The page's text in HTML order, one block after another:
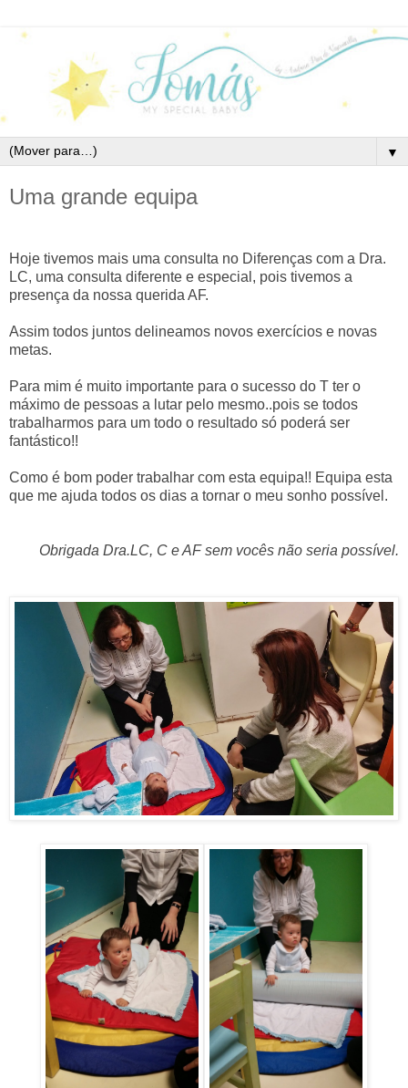
▼
Uma grande equipa
Hoje tivemos mais uma consulta no Diferenças com a Dra.
LC, uma consulta diferente e especial, pois tivemos a
presença da nossa querida AF.
Assim todos juntos delineamos novos exercícios e novas
metas.
Para mim é muito importante para o sucesso do T ter o
máximo de pessoas a lutar pelo mesmo..pois se todos
trabalharmos para um todo o resultado só poderá ser
fantástico!!
Como é bom poder trabalhar com esta equipa!! Equipa esta
que me ajuda todos os dias a tornar o meu sonho possível.
Obrigada Dra.LC, C e AF sem vocês não seria possível.